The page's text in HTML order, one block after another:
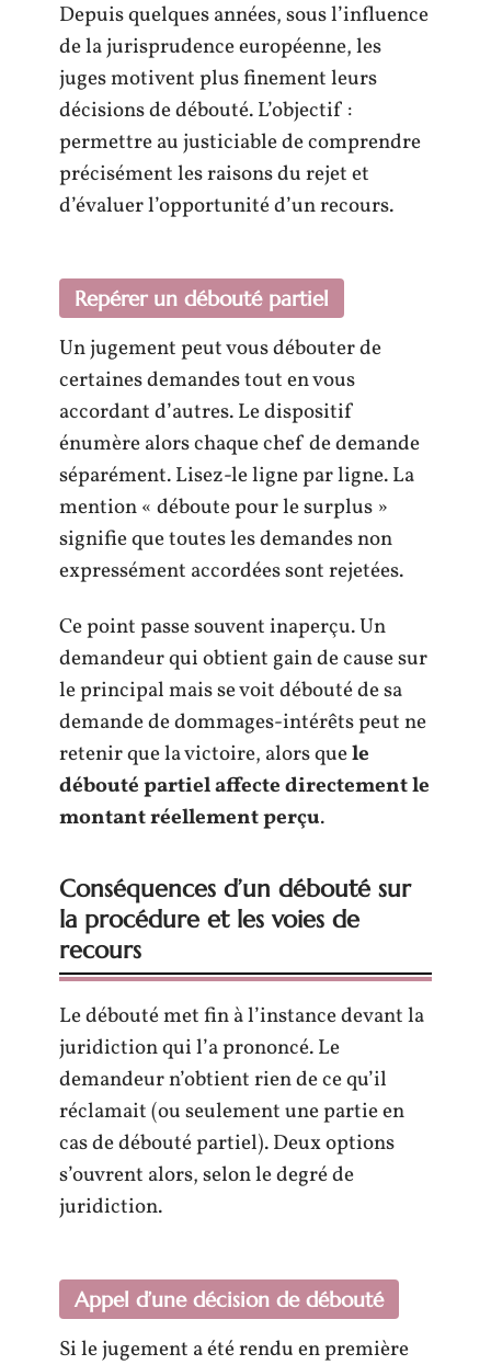
Depuis quelques années, sous l’influence
de la jurisprudence européenne, les
juges motivent plus finement leurs
décisions de débouté. L’objectif :
permettre au justiciable de comprendre
précisément les raisons du rejet et
d’évaluer l’opportunité d’un recours.
Repérer un débouté partiel
Un jugement peut vous débouter de
certaines demandes tout en vous
accordant d’autres. Le dispositif
énumère alors chaque chef de demande
séparément. Lisez-le ligne par ligne. La
mention « déboute pour le surplus »
signifie que toutes les demandes non
expressément accordées sont rejetées.
Ce point passe souvent inaperçu. Un
demandeur qui obtient gain de cause sur
le principal mais se voit débouté de sa
demande de dommages-intérêts peut ne
retenir que la victoire, alors quele
débouté partiel affecte directement le
montant réellement perçu.
Conséquences d’un débouté sur
la procédure et les voies de
recours
Le débouté met fin à l’instance devant la
juridiction qui l’a prononcé. Le
demandeur n’obtient rien de ce qu’il
réclamait (ou seulement une partie en
cas de débouté partiel). Deux options
s’ouvrent alors, selon le degré de
juridiction.
Appel d’une décision de débouté
Si le jugement a été rendu en première